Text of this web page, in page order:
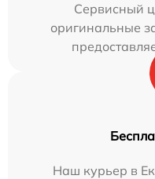
Сервисный
оригинальные
Наш курьер в